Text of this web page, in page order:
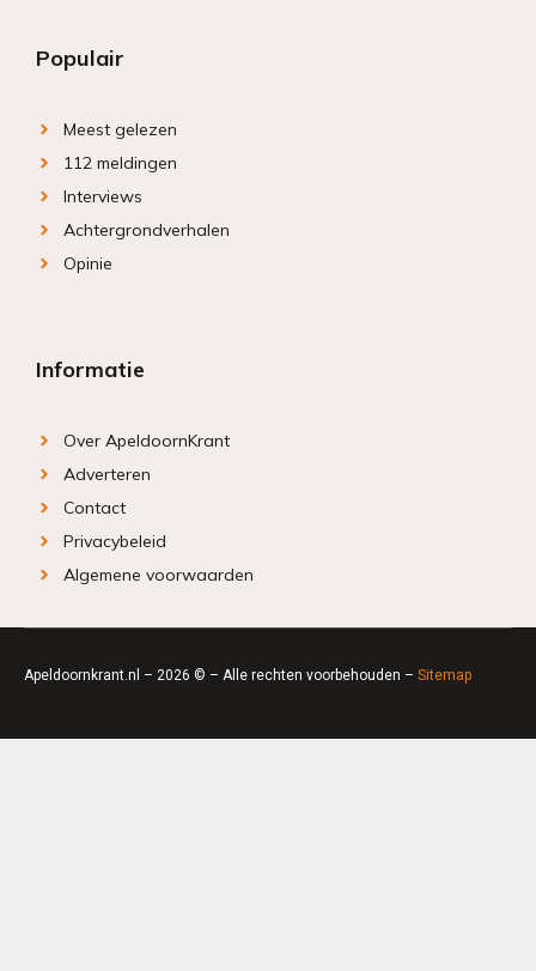
Populair
Meest gelezen
112 meldingen
Interviews
Achtergrondverhalen
Opinie
Informatie
Over ApeldoornKrant
Adverteren
Contact
Privacybeleid
Algemene voorwaarden
Apeldoornkrant.nl – 2026 © – Alle rechten voorbehouden – Sitemap